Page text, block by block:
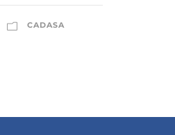
CADASA